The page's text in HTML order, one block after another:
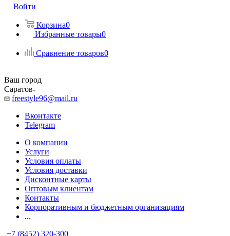
Войти
Корзина0
Избранные товары0
Сравнение товаров0
Ваш город
Саратов
freestyle96@mail.ru
Вконтакте
Telegram
О компании
Услуги
Условия оплаты
Условия доставки
Дисконтные карты
Оптовым клиентам
Контакты
Корпоративным и бюджетным организациям
...
+7 (8452) 320-300